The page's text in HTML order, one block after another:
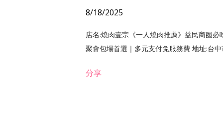
8/18/2025
店名:燒肉壹宗《一人燒肉推薦》益民商圈
聚會包場首選｜多元支付免服務費 地址:台
分享